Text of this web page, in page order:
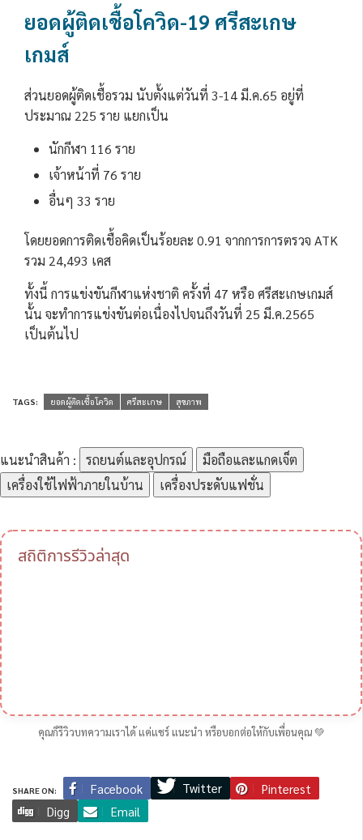
ยอดผู้ติดเชื้อโควิด-19 ศรีสะเกษ
เกมส์
ส่วนยอดผู้ติดเชื้อรวม นับตั้งแต่วันที่ 3-14 มี.ค.65 อยู่ที่
ประมาณ 225 ราย แยกเป็น
นักกีฬา 116 ราย
เจ้าหน้าที่ 76 ราย
อื่นๆ 33 ราย
โดยยอดการติดเชื้อคิดเป็นร้อยละ 0.91 จากการการตรวจ ATK
รวม 24,493 เคส
ทั้งนี้ การแข่งขันกีฬาแห่งชาติ ครั้งที่ 47 หรือ ศรีสะเกษเกมส์
นั้น จะทำการแข่งขันต่อเนื่องไปจนถึงวันที่ 25 มี.ค.2565
เป็นต้นไป
TAGS: ยอดผู้ติดเชื้อโควิด ศรีสะเกษ สุขภาพ
แนะนำสินค้า : รถยนต์และอุปกรณ์
มือถือและแกดเจ็ต
เครื่องใช้ไฟฟ้าภายในบ้าน
เครื่องประดับแฟชั่น
สถิติการรีวิวล่าสุด
คุณก็รีวิวบทความเราได้ แค่แชร์ แนะนำ หรือบอกต่อให้กับเพื่อนคุณ 💚
SHARE ON: Facebook Twitter
Pinterest
Digg
Email